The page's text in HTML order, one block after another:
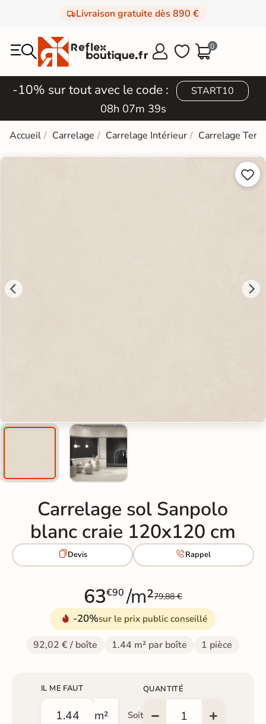
Livraison gratuite dès 890 €
  0
-10% sur tout avec le code : START10
08h 07m 38s
Accueil Carrelage Carrelage Intérieur Carrelage


Carrelage sol Sanpolo
blanc craie 120x120 cm
Devis Rappel
63€90 /m²79,88 €
-20%sur le prix public conseillé
92,02 € / boîte 1.44 m² par boîte 1 pièce
IL ME FAUT
m² Soit
QUANTITÉ